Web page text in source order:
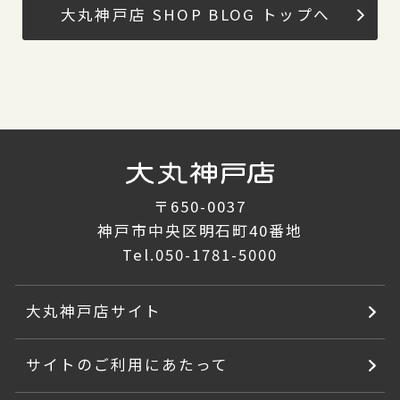
大丸神戸店 SHOP BLOG トップへ
〒650-0037
神戸市中央区明石町40番地
Tel.050-1781-5000
大丸神戸店サイト
サイトのご利用にあたって